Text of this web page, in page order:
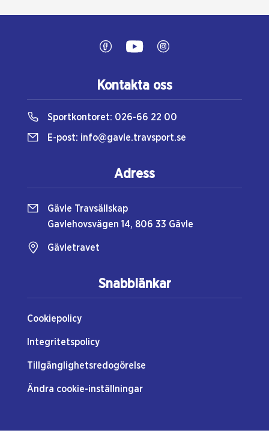
Snabblänkar
Cookiepolicy
Integritetspolicy
Tillgänglighetsredogörelse
Ändra cookie-inställningar
Kontakta oss
Sportkontoret: 026-66 22 00
E-post: info@gavle.travsport.se
Adress
Gävle Travsällskap
Gavlehovsvägen 14, 806 33 Gävle
Gävletravet